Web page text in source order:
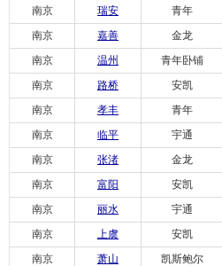
南京
瑞安 青年
南京
嘉善 金龙
南京
温州 青年卧铺
南京
路桥 安凯
南京
孝丰 青年
南京
临平 宇通
南京
张渚 金龙
南京
富阳 安凯
南京
丽水 宇通
南京
上虞 安凯
南京
萧山 凯斯鲍尔